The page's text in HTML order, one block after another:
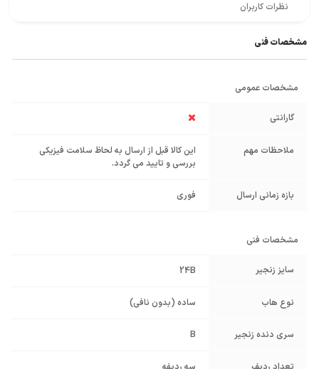
نظرات کاربران
مشخصات فنی
مشخصات عمومی
گارانتی
ملاحظات مهم
این کالا قبل از ارسال به لحاظ سلامت فیزیکی
بررسی و تایید می گردد.
بازه زمانی ارسال فوری
مشخصات فنی
سایز زنجیر 24B
نوع هاب ساده (بدون نافی)
سری دنده زنجیر B